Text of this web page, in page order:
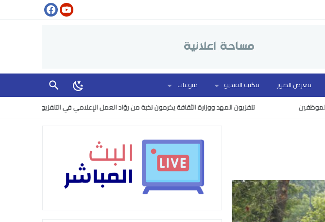
معرض الصور مكتبة الفيديو منوعات
تلفزيون المهد ووزارة الثقافة يكرمون نخبة من روّاد العمل الإعلامي في التلفزيون البنتاغون يرفع